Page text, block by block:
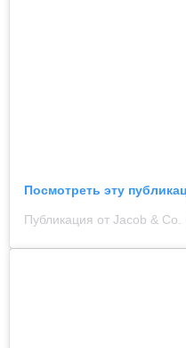
Посмотреть эту
Публикация от Jacob &